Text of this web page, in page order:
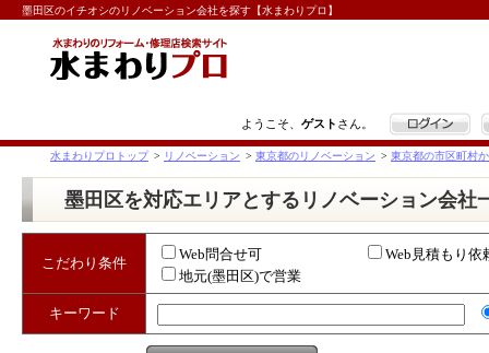
墨田区のイチオシのリノベーション会社を探す【水まわりプロ】
ようこそ、 ゲスト さん。 ログイン
水まわりプロトップ > リノベーション > 東京都のリノベーション > 東京都の市区町村
墨田区を対応エリアとするリノベーション会社
こだわり条件
Web問合せ可
Web見積もり依
地元(墨田区)で営業
キーワード